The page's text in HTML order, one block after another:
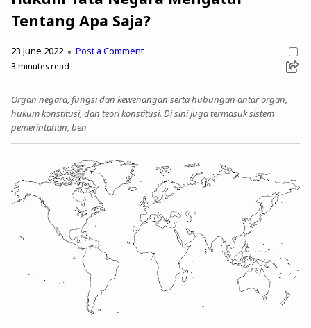
Tentang Apa Saja?
23 June 2022 Post a Comment
3 minutes read
Organ negara, fungsi dan kewenangan serta hubungan antar organ,
hukum konstitusi, dan teori konstitusi. Di sini juga termasuk sistem
pemerintahan, ben